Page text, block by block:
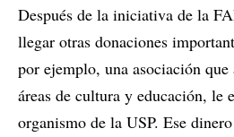
Después de la iniciativa de la
llegar otras donaciones
por ejemplo, una asociación que
áreas de cultura y educación, le
organismo de la USP. Ese